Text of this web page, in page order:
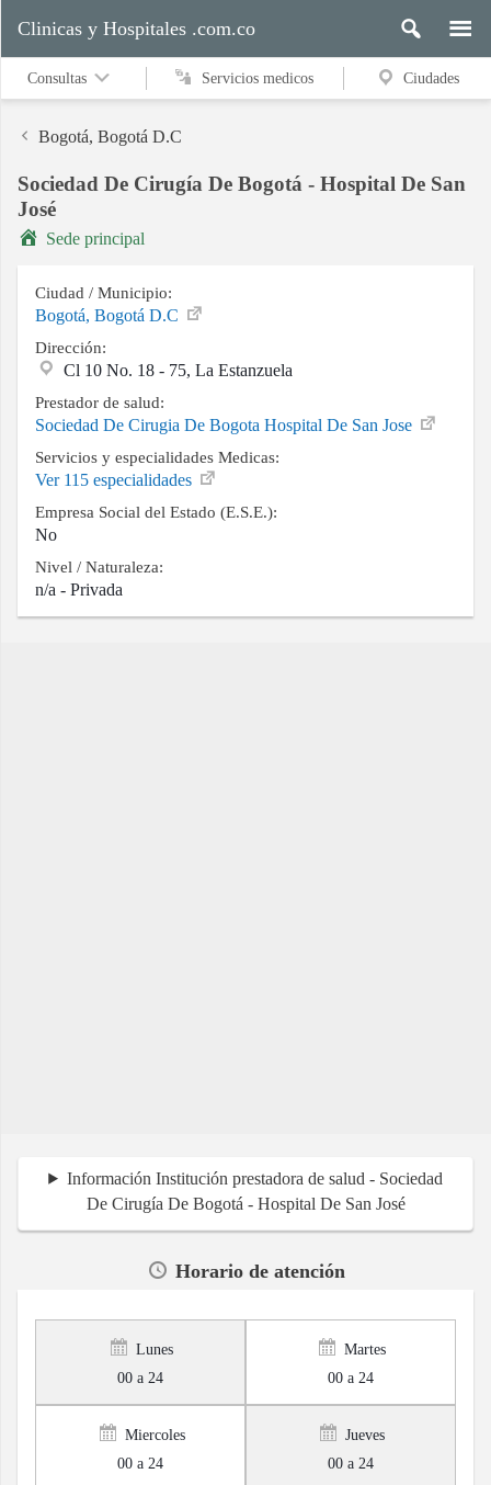
Servicios
medicos
Ciudades
Buscar
Contacto
Clinicas y Hospitales .com.co
Consultas Servicios medicos Ciudades
Bogotá, Bogotá D.C
Sociedad De Cirugía De Bogotá - Hospital De San
José
Sede principal
Ciudad / Municipio:
Bogotá, Bogotá D.C
Dirección:
Cl 10 No. 18 - 75, La Estanzuela
Prestador de salud:
Sociedad De Cirugia De Bogota Hospital De San Jose
Servicios y especialidades Medicas:
Ver 115 especialidades
Empresa Social del Estado (E.S.E.):
No
Nivel / Naturaleza:
n/a - Privada
Información Institución prestadora de salud - Sociedad
De Cirugía De Bogotá - Hospital De San José
Horario de atención
Lunes
00 a 24
Martes
00 a 24
Miercoles
00 a 24
Jueves
00 a 24